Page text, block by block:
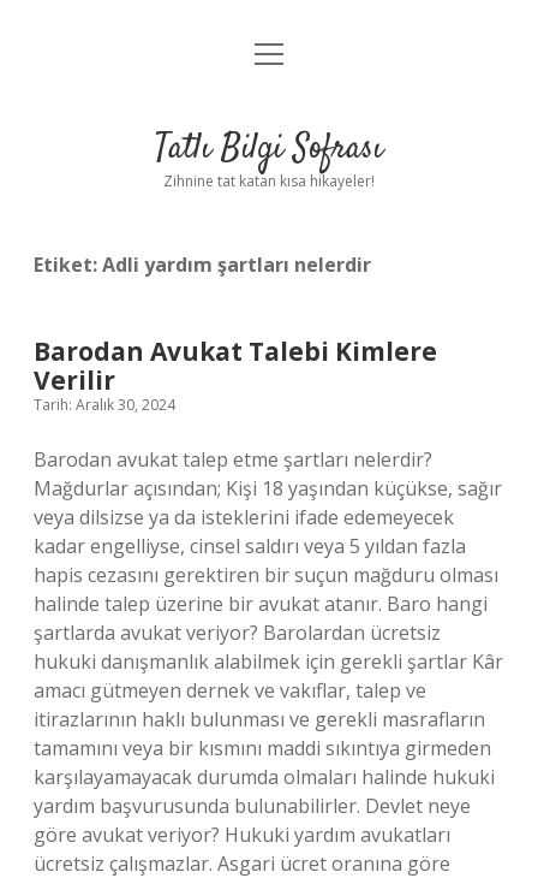
Anasayfa
Yasal Uyarı
menüyü
Tatlı Bilgi Sofrası
Zihnine tat katan kısa hikayeler!
Etiket:Adli yardım şartları nelerdir
Barodan Avukat Talebi Kimlere
Verilir
Tarih: Aralık 30, 2024
Barodan avukat talep etme şartları nelerdir?
Mağdurlar açısından; Kişi 18 yaşından küçükse, sağır
veya dilsizse ya da isteklerini ifade edemeyecek
kadar engelliyse, cinsel saldırı veya 5 yıldan fazla
hapis cezasını gerektiren bir suçun mağduru olması
halinde talep üzerine bir avukat atanır. Baro hangi
şartlarda avukat veriyor? Barolardan ücretsiz
hukuki danışmanlık alabilmek için gerekli şartlar Kâr
amacı gütmeyen dernek ve vakıflar, talep ve
itirazlarının haklı bulunması ve gerekli masrafların
tamamını veya bir kısmını maddi sıkıntıya girmeden
karşılayamayacak durumda olmaları halinde hukuki
yardım başvurusunda bulunabilirler. Devlet neye
göre avukat veriyor? Hukuki yardım avukatları
ücretsiz çalışmazlar. Asgari ücret oranına göre